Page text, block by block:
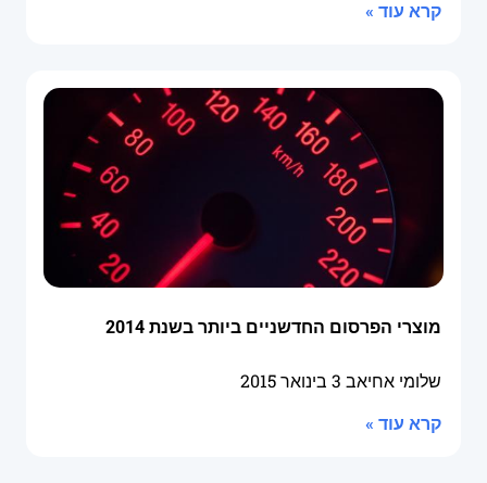
קרא עוד »
מוצרי הפרסום החדשניים ביותר בשנת 2014
שלומי אחיאב 3 בינואר 2015
קרא עוד »